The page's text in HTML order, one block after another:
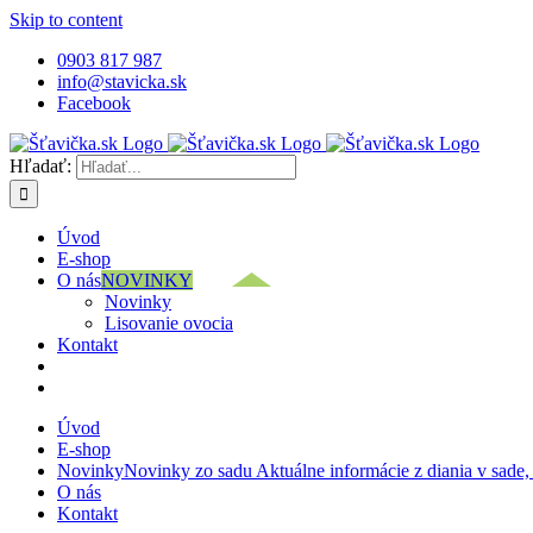
Skip to content
0903 817 987
info@stavicka.sk
Facebook
Hľadať:
Úvod
E-shop
O násNOVINKY
Novinky
Lisovanie ovocia
Kontakt
Úvod
E-shop
NovinkyNovinky zo sadu Aktuálne informácie z diania v
O nás
Kontakt